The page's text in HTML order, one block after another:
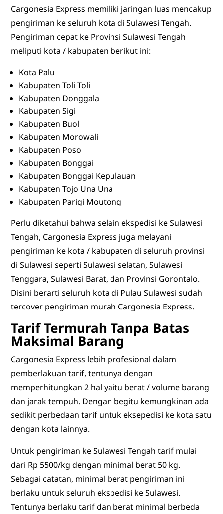
Cargonesia Express memiliki jaringan luas mencakup
pengiriman ke seluruh kota di Sulawesi Tengah.
Pengiriman cepat ke Provinsi Sulawesi Tengah
meliputi kota / kabupaten berikut ini:
Kota Palu
Kabupaten Toli Toli
Kabupaten Donggala
Kabupaten Sigi
Kabupaten Buol
Kabupaten Morowali
Kabupaten Poso
Kabupaten Bonggai
Kabupaten Bonggai Kepulauan
Kabupaten Tojo Una Una
Kabupaten Parigi Moutong
Perlu diketahui bahwa selain ekspedisi ke Sulawesi
Tengah, Cargonesia Express juga melayani
pengiriman ke kota / kabupaten di seluruh provinsi
di Sulawesi seperti Sulawesi selatan, Sulawesi
Tenggara, Sulawesi Barat, dan Provinsi Gorontalo.
Disini berarti seluruh kota di Pulau Sulawesi sudah
tercover pengiriman murah Cargonesia Express.
Tarif Termurah Tanpa Batas
Maksimal Barang
Cargonesia Express lebih profesional dalam
pemberlakuan tarif, tentunya dengan
memperhitungkan 2 hal yaitu berat / volume barang
dan jarak tempuh. Dengan begitu kemungkinan ada
sedikit perbedaan tarif untuk eksepedisi ke kota satu
dengan kota lainnya.
Untuk pengiriman ke Sulawesi Tengah tarif mulai
dari Rp 5500/kg dengan minimal berat 50 kg.
Sebagai catatan, minimal berat pengiriman ini
berlaku untuk seluruh ekspedisi ke Sulawesi.
Tentunya berlaku tarif dan berat minimal berbeda